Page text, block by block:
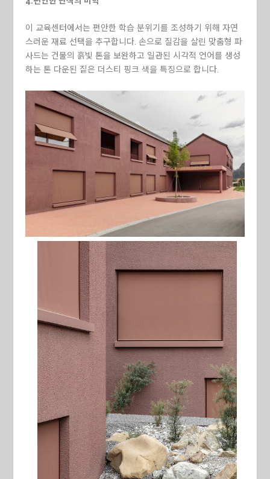
이 교육센터에서는 편안한 학습 분위기를 조성하기 위해 자연
스러운 재료 선택을 추구합니다. 손으로 질감을 살린 맞춤형 파
사드는 건물의 흙빛 톤을 보완하고 일관된 시각적 언어를 생성
하는 톤 다운된 짙은 더스티 핑크 색을 특징으로 합니다.